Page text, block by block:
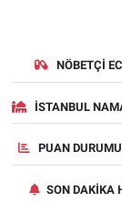
NÖBETÇI
İSTANBUL
PUAN
SON DAKIKA